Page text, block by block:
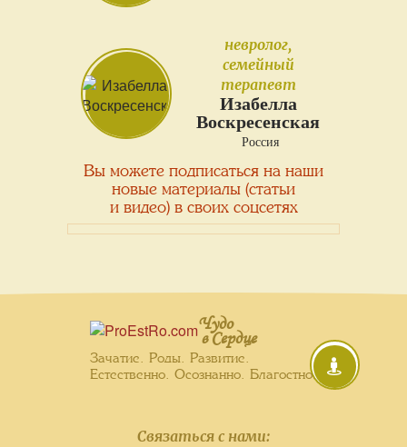
невролог,
семейный
терапевт
Изабелла
Воскресенская
Россия
Вы можете подписаться на наши
новые материалы (статьи
и видео) в своих соцсетях
Чудо
в Сердце
Зачатие. Роды. Развитие.
Естественно. Осознанно. Благостно.
Связаться с нами: